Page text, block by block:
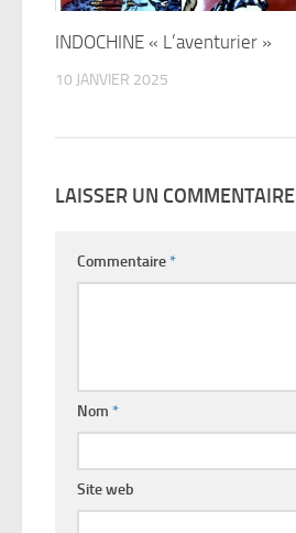
INDOCHINE « L’aventurier »
10 JANVIER 2025
LAISSER UN COMMENTAIRE
Commentaire*
Nom *
Site web